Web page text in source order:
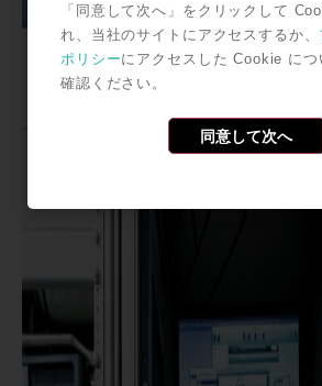
「同意して次へ」をクリックして
れ、当社のサイトにアクセスするか、
ポリシーにアクセスした Cookie につ
確認ください。
同意して次へ